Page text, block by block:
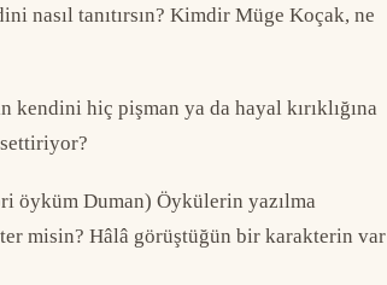
nasıl tanıtırsın? Kimdir Müge Koçak, ne
kendini hiç pişman ya da hayal kırıklığına
öyküm Duman) Öykülerin yazılma
misin? Hâlâ görüştüğün bir karakterin var